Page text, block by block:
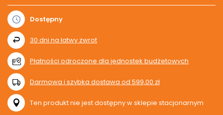
Dostępny
30 dni na łatwy zwrot
Płatności odroczone dla jednostek budżetowych
Darmowa i szybka dostawa od 599,00 zł
Ten produkt nie jest dostępny w sklepie stacjonarnym